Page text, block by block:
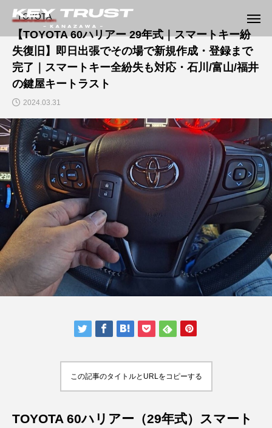
TOYOTA
【TOYOTA 60ハリアー 29年式｜スマートキー紛
失復旧】即日出張でその場で新規作成・登録まで
完了｜スマートキー全紛失も対応・石川/富山/福井
の鍵屋キートラスト
2024.03.31
この記事のタイトルとURLをコピーする
TOYOTA 60ハリアー（29年式）スマート